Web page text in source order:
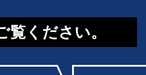
ください。